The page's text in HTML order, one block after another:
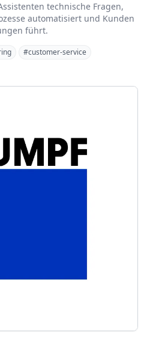
technische Fragen,
automatisiert und Kunden
führt.
#customer-service